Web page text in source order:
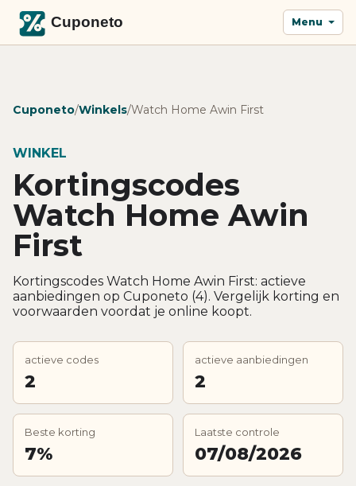
Menu
Cuponeto/Winkels/Watch Home Awin First
WINKEL
Kortingscodes
Watch Home Awin
First
Kortingscodes Watch Home Awin First: actieve
aanbiedingen op Cuponeto (4). Vergelijk korting en
voorwaarden voordat je online koopt.
actieve codes
2
actieve aanbiedingen
2
Beste korting
7%
Laatste controle
07/08/2026